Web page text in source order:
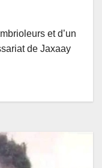
et d’un
de Jaxaay